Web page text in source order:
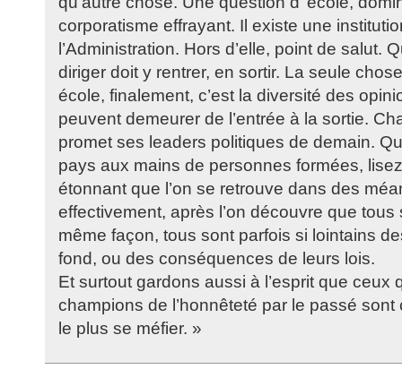
corporatisme effrayant. Il existe une
l’Administration. Hors d’elle, point de salut.
diriger doit y rentrer, en sortir. La seule
école, finalement, c’est la diversité des
peuvent demeurer de l’entrée à la sortie.
promet ses leaders politiques de demain.
pays aux mains de personnes formées,
étonnant que l’on se retrouve dans des
effectivement, après l’on découvre que
même façon, tous sont parfois si lointains
fond, ou des conséquences de leurs lois.
Et surtout gardons aussi à l’esprit que ceux
champions de l’honnêteté par le passé
le plus se méfier. »